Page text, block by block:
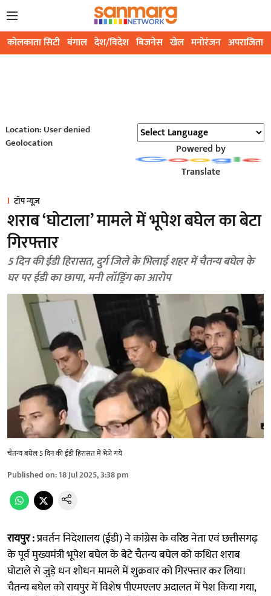
कोलकाता सिटी बंगाल देश/विदेश बिजनेस खेल मनोरंजन अपराजिता
Location: User denied
Geolocation
Powered by
Translate
टॉप न्यूज़
शराब ‘घोटाला’ मामले में भूपेश बघेल का बेटा
गिरफ्तार
5 दिन की ईडी हिरासत, दुर्ग जिले के भिलाई शहर में चैतन्य बघेल के
घर पर ईडी का छापा, मनी लॉड्रिंग का आरोप
चैतन्य बघेल 5 दिन की ईडी हिरासत में भेजे गये
Published on:18 Jul 2025, 3:38 pm
रायपुर :प्रवर्तन निदेशालय (ईडी) ने कांग्रेस के वरिष्ठ नेता एवं छत्तीसगढ़
के पूर्व मुख्यमंत्री भूपेश बघेल के बेटे चैतन्य बघेल को कथित शराब
घोटाले से जुड़े धन शोधन मामले में शुक्रवार को गिरफ्तार कर लिया।
चैतन्य बघेल को रायपुर में विशेष पीएमएलए अदालत में पेश किया गया,